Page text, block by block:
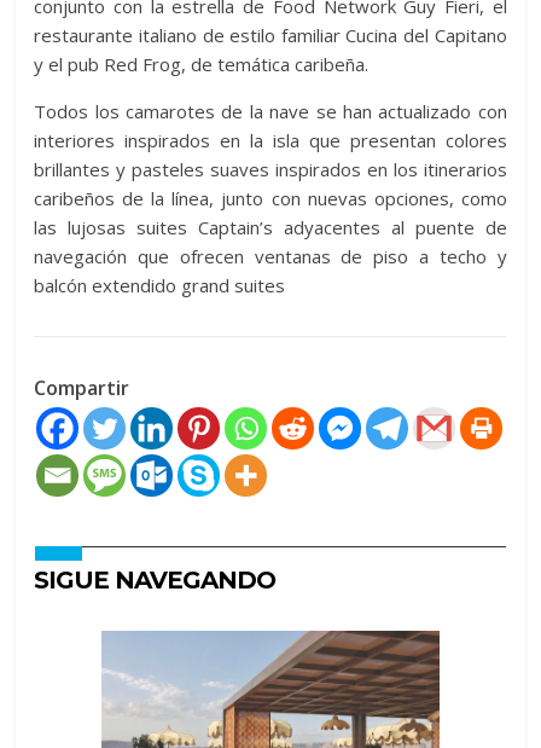
conjunto con la estrella de Food Network Guy Fieri, el
restaurante italiano de estilo familiar Cucina del Capitano
y el pub Red Frog, de temática caribeña.
Todos los camarotes de la nave se han actualizado con
interiores inspirados en la isla que presentan colores
brillantes y pasteles suaves inspirados en los itinerarios
caribeños de la línea, junto con nuevas opciones, como
las lujosas suites Captain’s adyacentes al puente de
navegación que ofrecen ventanas de piso a techo y
balcón extendido grand suites
Compartir
SIGUE NAVEGANDO